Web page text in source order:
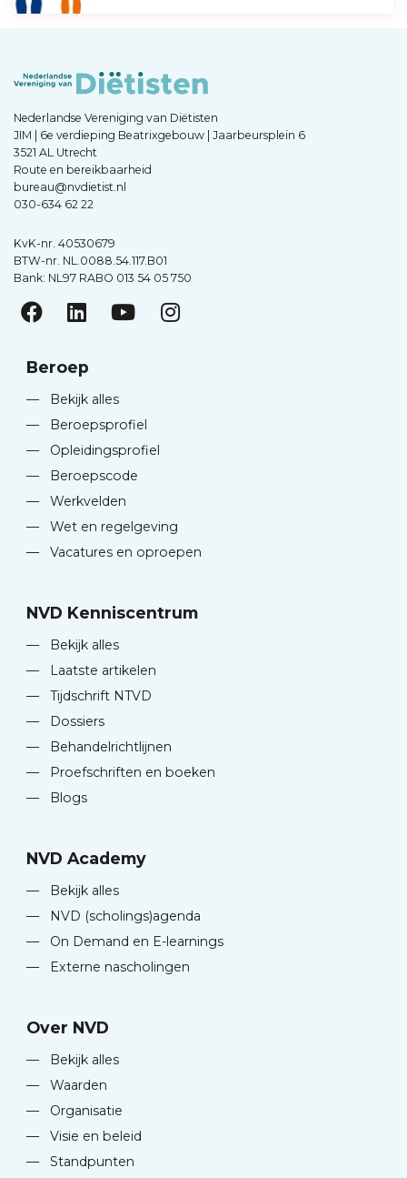
Nederlandse Vereniging van Diëtisten
JIM | 6e verdieping Beatrixgebouw | Jaarbeursplein 6
3521 AL Utrecht
Route en bereikbaarheid
bureau@nvdietist.nl
030-634 62 22
KvK-nr. 40530679
BTW-nr. NL.0088.54.117.B01
Bank: NL97 RABO 013 54 05 750
Beroep
—
Bekijk alles
—
Beroepsprofiel
—
Opleidingsprofiel
—
Beroepscode
—
Werkvelden
—
Wet en regelgeving
—
Vacatures en oproepen
NVD Kenniscentrum
—
Bekijk alles
—
Laatste artikelen
—
Tijdschrift NTVD
—
Dossiers
—
Behandelrichtlijnen
—
Proefschriften en boeken
—
Blogs
NVD Academy
—
Bekijk alles
—
NVD (scholings)agenda
—
On Demand en E-learnings
—
Externe nascholingen
Over NVD
—
Bekijk alles
—
Waarden
—
Organisatie
—
Visie en beleid
—
Standpunten